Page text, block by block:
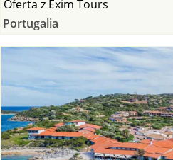
Oferta z Exim Tours
Portugalia